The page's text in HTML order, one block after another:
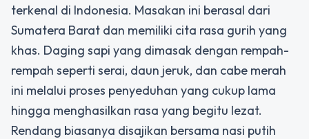
terkenal di Indonesia. Masakan ini berasal dari
Sumatera Barat dan memiliki cita rasa gurih yang
khas. Daging sapi yang dimasak dengan rempah-
rempah seperti serai, daun jeruk, dan cabe merah
ini melalui proses penyeduhan yang cukup lama
hingga menghasilkan rasa yang begitu lezat.
Rendang biasanya disajikan bersama nasi putih